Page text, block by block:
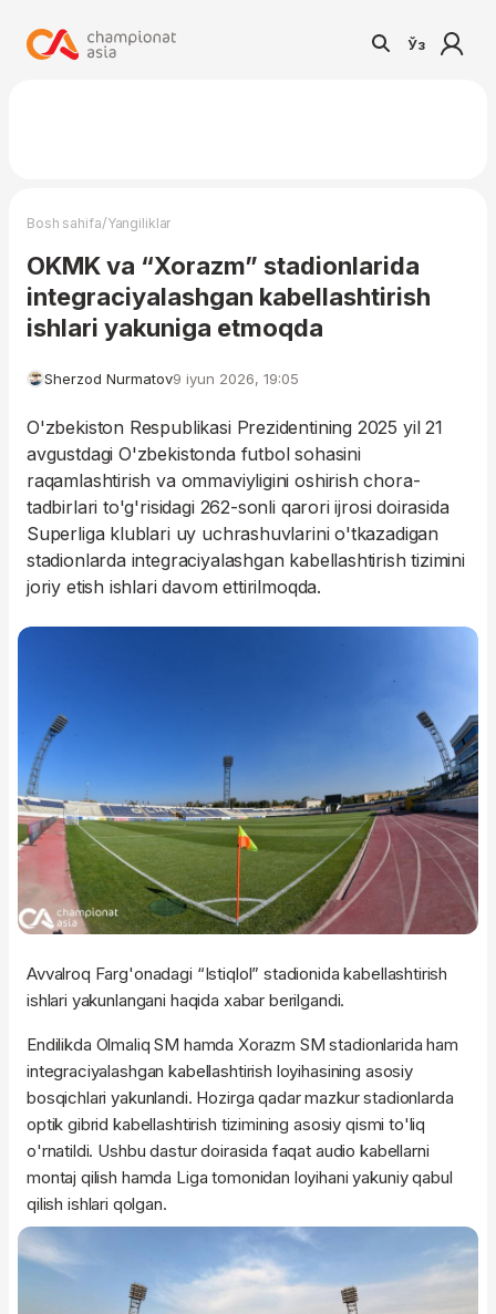
Ўз
Bosh sahifa/Yangiliklar
OKMK va “Xorazm” stadionlarida
integraciyalashgan kabellashtirish
ishlari yakuniga etmoqda
Sherzod Nurmatov9 iyun 2026, 19:05
O'zbekiston Respublikasi Prezidentining 2025 yil 21
avgustdagi O'zbekistonda futbol sohasini
raqamlashtirish va ommaviyligini oshirish chora-
tadbirlari to'g'risidagi 262-sonli qarori ijrosi doirasida
Superliga klublari uy uchrashuvlarini o'tkazadigan
stadionlarda integraciyalashgan kabellashtirish tizimini
joriy etish ishlari davom ettirilmoqda.
Avvalroq Farg'onadagi “Istiqlol” stadionida kabellashtirish
ishlari yakunlangani haqida xabar berilgandi.
Endilikda Olmaliq SM hamda Xorazm SM stadionlarida ham
integraciyalashgan kabellashtirish loyihasining asosiy
bosqichlari yakunlandi. Hozirga qadar mazkur stadionlarda
optik gibrid kabellashtirish tizimining asosiy qismi to'liq
o'rnatildi. Ushbu dastur doirasida faqat audio kabellarni
montaj qilish hamda Liga tomonidan loyihani yakuniy qabul
qilish ishlari qolgan.